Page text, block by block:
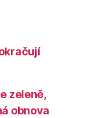
zeleně,
obnova